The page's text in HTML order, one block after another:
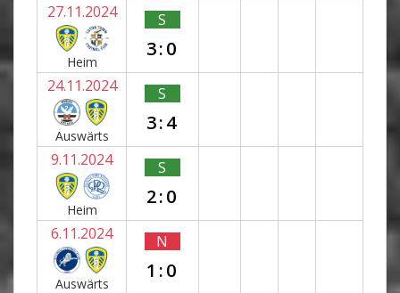
27.11.2024
Heim
S
3:0
24.11.2024
Auswärts
S
3:4
9.11.2024
Heim
S
2:0
6.11.2024
Auswärts
N
1:0